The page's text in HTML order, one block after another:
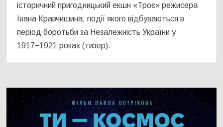
історичний пригодницький екшн «Троє» режисера
Івана Кравчишина, події якого відбуваються в
період боротьби за Незалежність України у
1917−1921 роках (тизер).